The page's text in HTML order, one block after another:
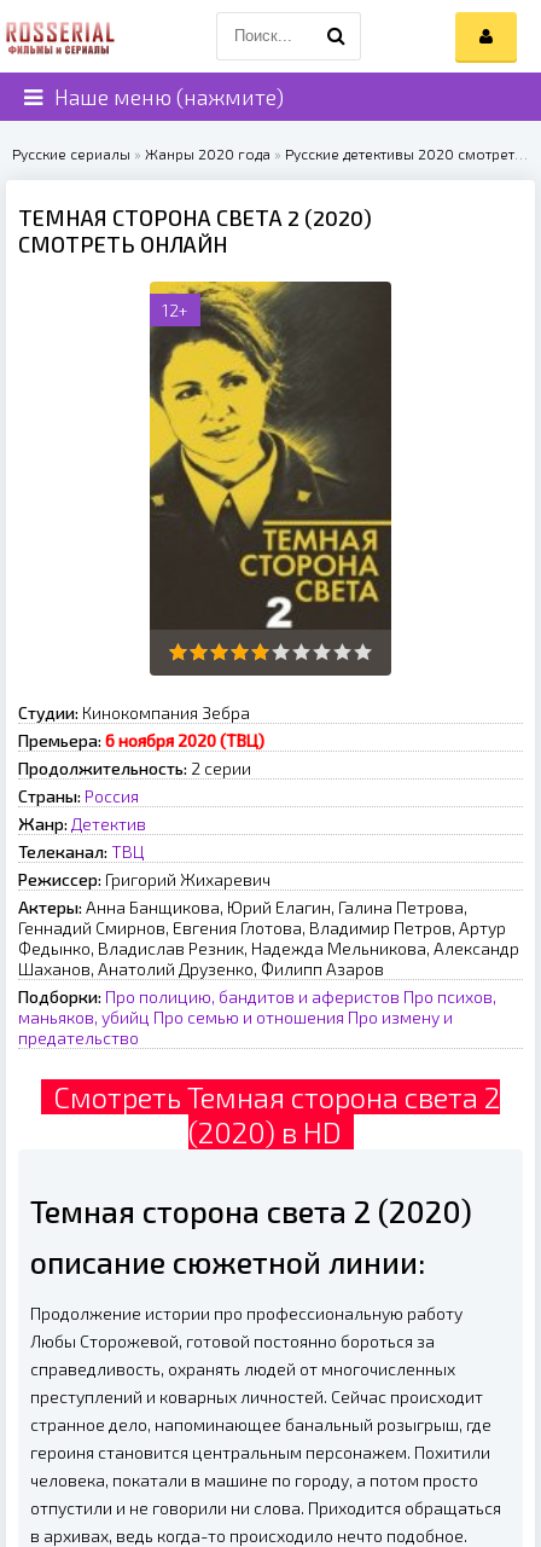
Наше меню (нажмите)
Русские сериалы » Жанры 2020 года » Русские детективы 2020 смотреть онлайн
ТЕМНАЯ СТОРОНА СВЕТА 2 (2020)
СМОТРЕТЬ ОНЛАЙН
12+
Студии: Кинокомпания Зебра
Премьера: 6 ноября 2020 (ТВЦ)
Продолжительность: 2 серии
Страны: Россия
Жанр: Детектив
Телеканал: ТВЦ
Режиссер: Григорий Жихаревич
Актеры: Анна Банщикова, Юрий Елагин, Галина Петрова,
Геннадий Смирнов, Евгения Глотова, Владимир Петров, Артур
Федынко, Владислав Резник, Надежда Мельникова, Александр
Шаханов, Анатолий Друзенко, Филипп Азаров
Подборки: Про полицию, бандитов и аферистов Про психов,
маньяков, убийц Про семью и отношения Про измену и
предательство
Смотреть Темная сторона света 2
(2020) в HD
Темная сторона света 2 (2020)
описание сюжетной линии:
Продолжение истории про профессиональную работу
Любы Сторожевой, готовой постоянно бороться за
справедливость, охранять людей от многочисленных
преступлений и коварных личностей. Сейчас происходит
странное дело, напоминающее банальный розыгрыш, где
героиня становится центральным персонажем. Похитили
человека, покатали в машине по городу, а потом просто
отпустили и не говорили ни слова. Приходится обращаться
в архивах, ведь когда-то происходило нечто подобное.